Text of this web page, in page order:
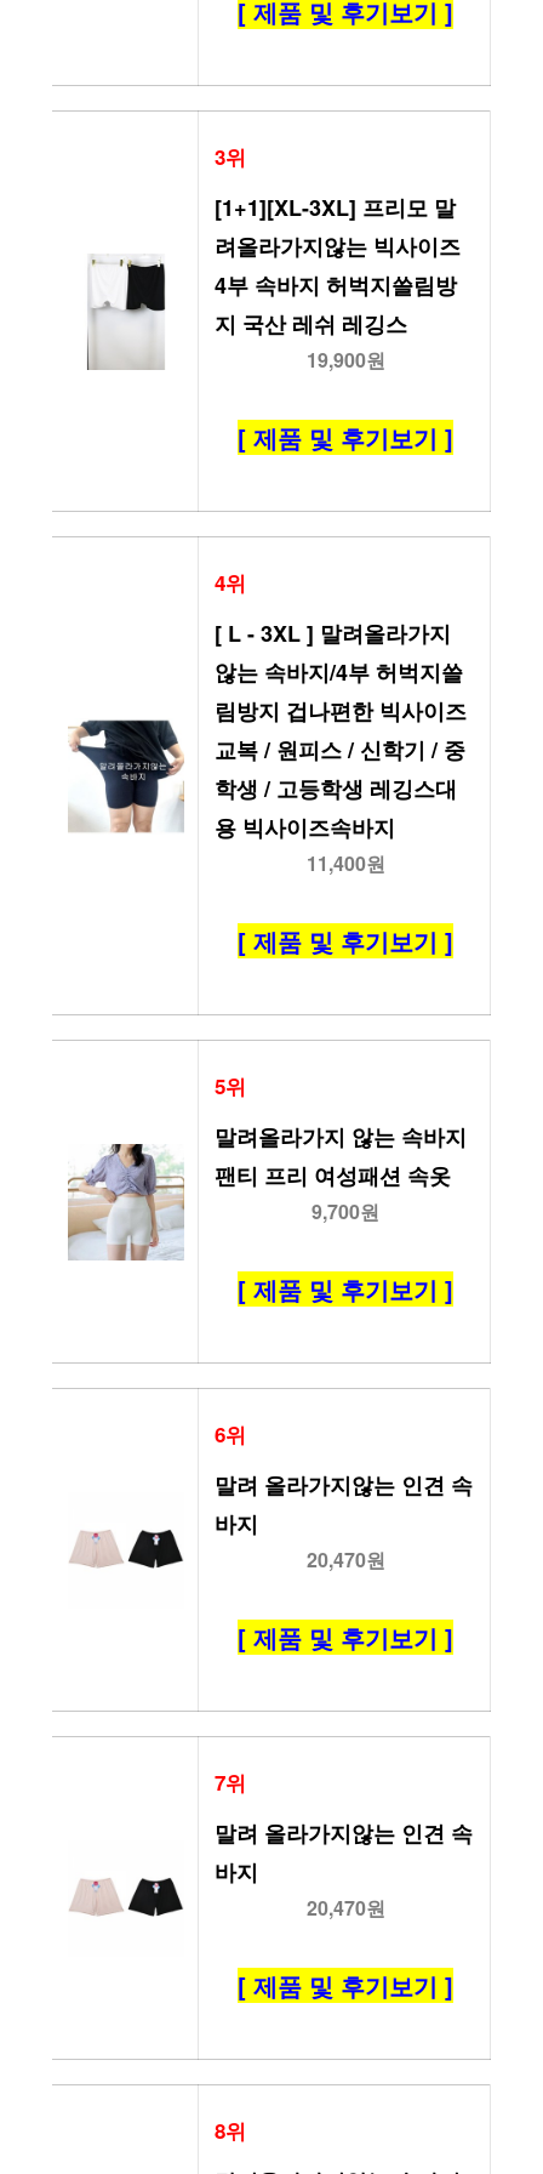
[ 제품 및 후기보기 ]
3위
[1+1][XL-3XL] 프리모 말
려올라가지않는 빅사이즈
4부 속바지 허벅지쓸림방
지 국산 레쉬 레깅스
19,900원
[ 제품 및 후기보기 ]
4위
[ L - 3XL ] 말려올라가지
않는 속바지/4부 허벅지쓸
림방지 겁나편한 빅사이즈
교복 / 원피스 / 신학기 / 중
학생 / 고등학생 레깅스대
용 빅사이즈속바지
11,400원
[ 제품 및 후기보기 ]
5위
말려올라가지 않는 속바지
팬티 프리 여성패션 속옷
9,700원
[ 제품 및 후기보기 ]
6위
말려 올라가지않는 인견 속
바지
20,470원
[ 제품 및 후기보기 ]
7위
말려 올라가지않는 인견 속
바지
20,470원
[ 제품 및 후기보기 ]
8위